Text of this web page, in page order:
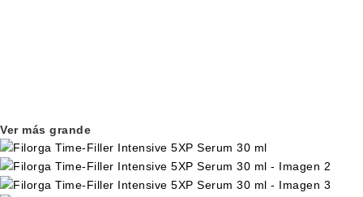
Ver más grande